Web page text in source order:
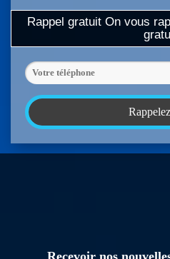
Rappel gratuit On vous
Recevoir nos